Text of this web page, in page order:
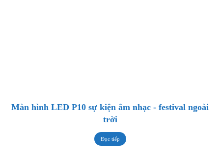
Màn hình LED P10 sự kiện âm nhạc - festival ngoài
trời
Đọc tiếp